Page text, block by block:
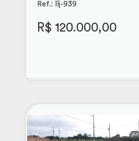
Ref.: llj-939
R$ 120.000,00